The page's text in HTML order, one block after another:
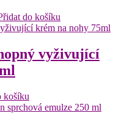
do košíku
vyživující
košíku